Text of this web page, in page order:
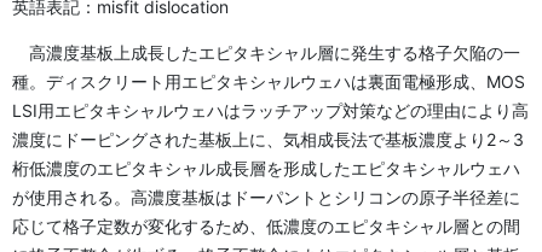
英語表記：misfit dislocation
高濃度基板上成長したエピタキシャル層に発生する格子欠陥の一
種。ディスクリート用エピタキシャルウェハは裏面電極形成、MOS
LSI用エピタキシャルウェハはラッチアップ対策などの理由により高
濃度にドーピングされた基板上に、気相成長法で基板濃度より2～3
桁低濃度のエピタキシャル成長層を形成したエピタキシャルウェハ
が使用される。高濃度基板はドーパントとシリコンの原子半径差に
応じて格子定数が変化するため、低濃度のエピタキシャル層との間